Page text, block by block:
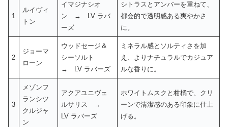
1
ルイヴィ
トン
イマジナシオ
ン → LV ラバ
ーズ
シトラスとアンバーを重ねて、
都会的で透明感ある爽やかさ
に。
2
ジョーマ
ローン
ウッドセージ＆
シーソルト
→ LV ラバーズ
ミネラル感とソルティさを加
え、よりナチュラルでカジュア
ルな香りに。
3
メゾンフ
ランシツ
クルジャ
ン
アクアユニヴェ
ルサリス →
LV ラバーズ
ホワイトムスクと柑橘で、クリ
ーンで清潔感のある印象に仕上
げる。